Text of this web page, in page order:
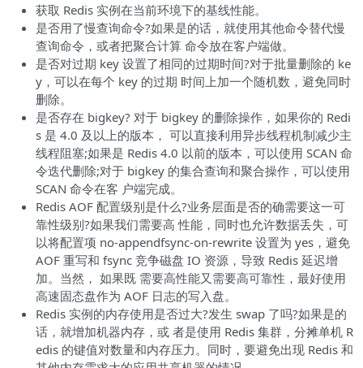
获取 Redis 实例在当前环境下的基线性能。
是否用了慢查询命令?如果是的话，就使用其他命令替代慢
查询命令，或者把聚合计算 命令放在客户端做。
是否对过期 key 设置了相同的过期时间?对于批量删除的 ke
y，可以在每个 key 的过期 时间上加一个随机数，避免同时
删除。
是否存在 bigkey? 对于 bigkey 的删除操作，如果你的 Redi
s 是 4.0 及以上的版本， 可以直接利用异步线程机制减少主
线程阻塞;如果是 Redis 4.0 以前的版本，可以使用 SCAN 命
令迭代删除;对于 bigkey 的集合查询和聚合操作，可以使用
SCAN 命令在客 户端完成。
Redis AOF 配置级别是什么?业务层面是否的确需要这一可
靠性级别?如果我们需要高 性能，同时也允许数据丢失，可
以将配置项 no-appendfsync-on-rewrite 设置为 yes，避免
AOF 重写和 fsync 竞争磁盘 IO 资源，导致 Redis 延迟增
加。当然， 如果既 需要高性能又需要高可靠性，最好使用
高速固态盘作为 AOF 日志的写入盘。
Redis 实例的内存使用是否过大?发生 swap 了吗?如果是的
话，就增加机器内存，或 者是使用 Redis 集群，分摊单机 R
edis 的键值对数量和内存压力。同时，要避免出现 Redis 和